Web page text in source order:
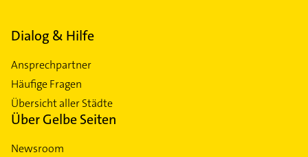
Dialog & Hilfe
Ansprechpartner
Häufige Fragen
Übersicht aller Städte
Über Gelbe Seiten
Newsroom